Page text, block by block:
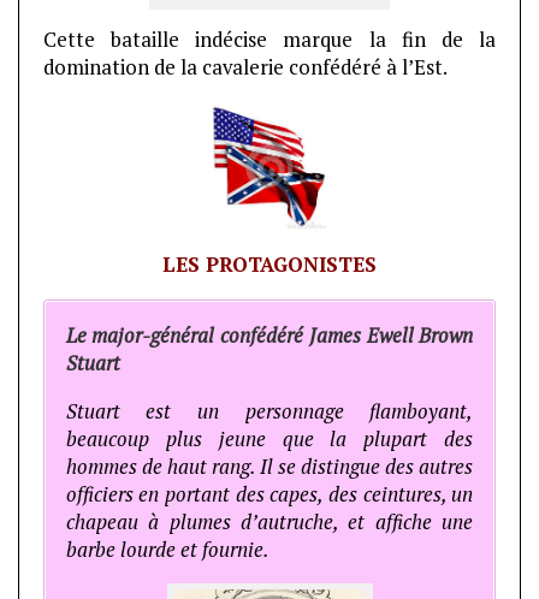
Cette bataille indécise marque la fin de la
domination de la cavalerie confédéré à l’Est.
LES PROTAGONISTES
Le major-général confédéré James Ewell Brown
Stuart
Stuart est un personnage flamboyant,
beaucoup plus jeune que la plupart des
hommes de haut rang. Il se distingue des autres
officiers en portant des capes, des ceintures, un
chapeau à plumes d’autruche, et affiche une
barbe lourde et fournie.